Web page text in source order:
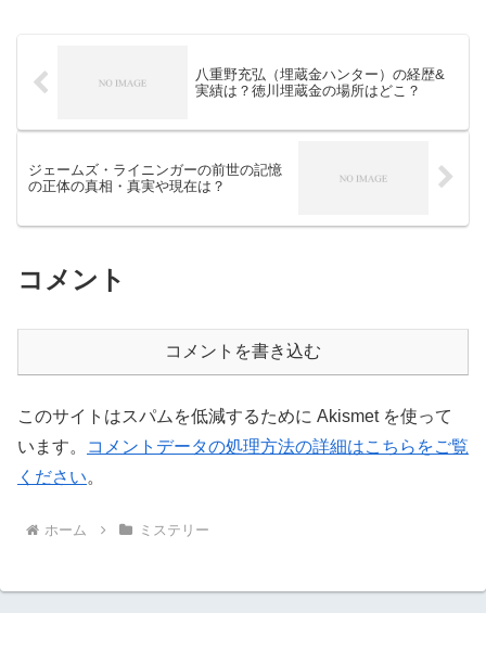
八重野充弘（埋蔵金ハンター）の経歴&
実績は？徳川埋蔵金の場所はどこ？
ジェームズ・ライニンガーの前世の記憶
の正体の真相・真実や現在は？
コメント
コメントを書き込む
このサイトはスパムを低減するために Akismet を使って
います。
コメントデータの処理方法の詳細はこちらをご覧
ください。
ホーム ミステリー